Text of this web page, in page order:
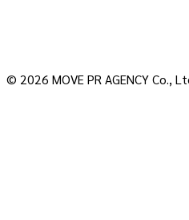
© 2026 MOVE PR AGENCY Co.,